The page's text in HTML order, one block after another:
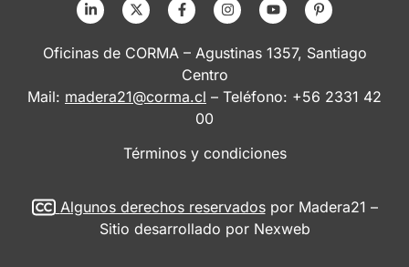
Oficinas de CORMA – Agustinas 1357, Santiago
Centro
Mail: madera21@corma.cl – Teléfono: +56 2331 42
00
Términos y condiciones
Algunos derechos reservadospor Madera21 –
Sitio desarrollado por Nexweb